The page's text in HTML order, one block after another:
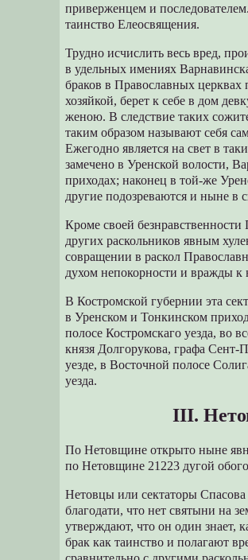
приверженцем и
таинство Елеосвящения.
Трудно исчислить весь вред,
в удельных имениях
браков в Православных церквах
хозяйкой, берет к ceбе в дом
женою. В следствие таких
таким образом называют себя
Ежегодно является на свет в
замечено в Уренской волости,
приходах; наконец в той-же
другие подозреваются и ныне в
Кроме своей
других раскольников явным
совращении в раскол
духом непокорности и вражды к
В Костромской губернии эта
в Уренском и Тонкинском
полосе Костромскаго уезда, во
князя Долгорукова, графа
уезде, в Восточной полосе
уезда.
III.
По Нетовщине открыто ныне
по Нетовщине 21223 дугой
Нетовцы или сектаторы Спасова
благодати, что нет святыни на
утверждают, что он один знает,
брак как таинство и полагают